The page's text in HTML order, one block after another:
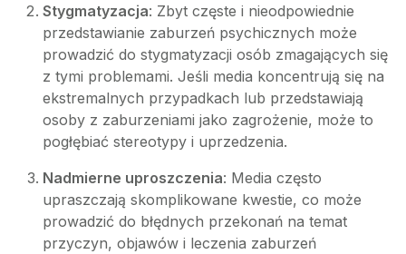
Stygmatyzacja: Zbyt częste i nieodpowiednie
przedstawianie zaburzeń psychicznych może
prowadzić do stygmatyzacji osób zmagających się
z tymi problemami. Jeśli media koncentrują się na
ekstremalnych przypadkach lub przedstawiają
osoby z zaburzeniami jako zagrożenie, może to
pogłębiać stereotypy i uprzedzenia.
Nadmierne uproszczenia: Media często
upraszczają skomplikowane kwestie, co może
prowadzić do błędnych przekonań na temat
przyczyn, objawów i leczenia zaburzeń